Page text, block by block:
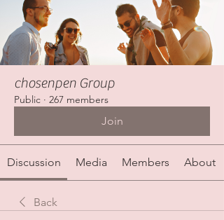
chosenpen Group
Public · 267 members
Join
Discussion Media Members About
Back